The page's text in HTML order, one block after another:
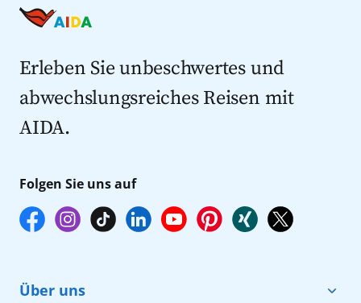
Kreuzfahrten nach Italien
Last Minute Kreuzfahrten
Kreuzfahrten mit Flug
Kreuzfahrten 2027
Erleben Sie unbeschwertes und
abwechslungsreiches Reisen mit
AIDA.
Folgen Sie uns auf
Über uns